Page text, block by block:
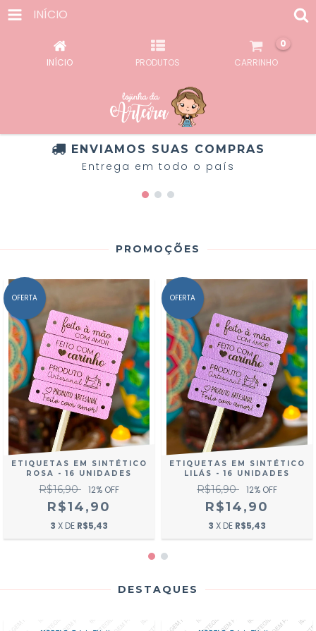
INÍCIO
INÍCIO PRODUTOS CARRINHO
0
ENVIAMOS SUAS COMPRAS
Entrega em todo o país
PROMOÇÕES
OFERTA
ETIQUETAS EM SINTÉTICO
ROSA - 16 UNIDADES
R$16,90 12% OFF
R$14,90
3 X DE R$5,43
OFERTA
ETIQUETAS EM SINTÉTICO
LILÁS - 16 UNIDADES
R$16,90 12% OFF
R$14,90
3 X DE R$5,43
DESTAQUES